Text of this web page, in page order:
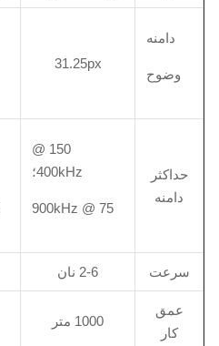
دامنه
وضوح
31.25px
حداکثر
دامنه
150 @
400kHz؛
75 @ 900kHz
سرعت 2-6 نان
عمق
کار
1000 متر